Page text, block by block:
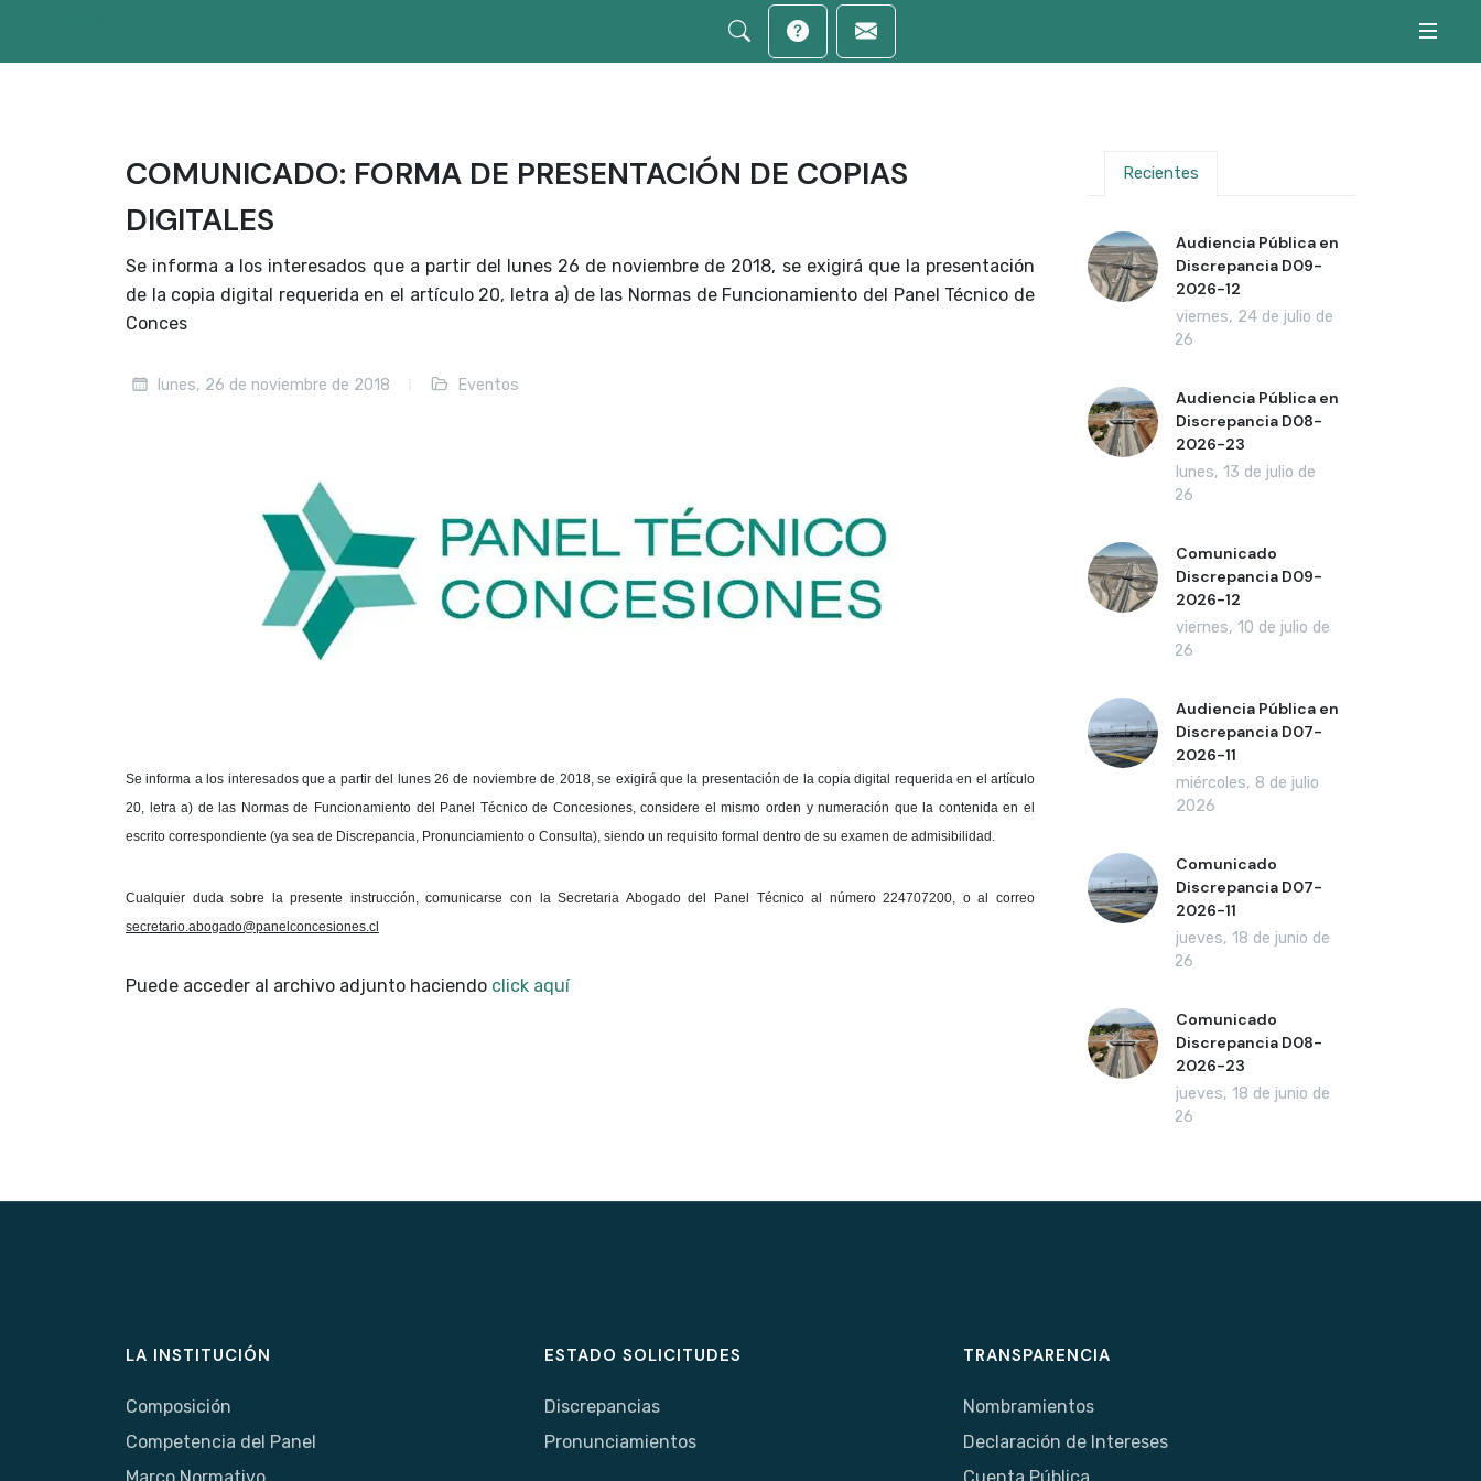
COMUNICADO: FORMA DE PRESENTACIÓN DE COPIAS
DIGITALES
Se informa a los interesados que a partir del lunes 26 de noviembre de 2018, se exigirá que la presentación
de la copia digital requerida en el artículo 20, letra a) de las Normas de Funcionamiento del Panel Técnico de
Conces
lunes, 26 de noviembre de 2018 Eventos
Se informa a los interesados que a partir del lunes 26 de noviembre de 2018, se exigirá que la presentación de la copia digital requerida en el artículo
20, letra a) de las Normas de Funcionamiento del Panel Técnico de Concesiones, considere el mismo orden y numeración que la contenida en el
escrito correspondiente (ya sea de Discrepancia, Pronunciamiento o Consulta), siendo un requisito formal dentro de su examen de admisibilidad.
Cualquier duda sobre la presente instrucción, comunicarse con la Secretaria Abogado del Panel Técnico al número 224707200, o al correo
secretario.abogado@panelconcesiones.cl
Puede acceder al archivo adjunto haciendo click aquí
Recientes
Audiencia Pública en
Discrepancia D09-
2026-12
viernes, 24 de julio de
2026
Audiencia Pública en
Discrepancia D08-
2026-23
lunes, 13 de julio de
2026
Comunicado
Discrepancia D09-
2026-12
viernes, 10 de julio de
2026
Audiencia Pública en
Discrepancia D07-
2026-11
miércoles, 8 de julio
de 2026
Comunicado
Discrepancia D07-
2026-11
jueves, 18 de junio de
2026
Comunicado
Discrepancia D08-
2026-23
jueves, 18 de junio de
2026
LA INSTITUCIÓN
Composición
Competencia del Panel
Marco Normativo
ESTADO SOLICITUDES
Discrepancias
Pronunciamientos
TRANSPARENCIA
Nombramientos
Declaración de Intereses
Cuenta Pública